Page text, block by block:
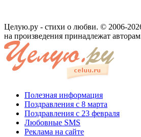
Целую.ру - стихи о любви. © 2006-
на произведения принадлежат
Полезная информация
Поздравления с 8 марта
Поздравления с 23 февраля
Любовные SMS
Реклама на сайте